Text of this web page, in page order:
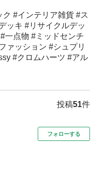
#インテリア雑貨 #ス
ッキ #リサイクルデッ
一点物 #ミッドセンチ
ァッション #シュプリ
#クロムハーツ #アル
投稿51件
フォローする